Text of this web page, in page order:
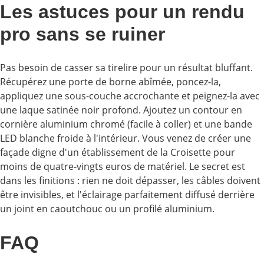
Les astuces pour un rendu
pro sans se ruiner
Pas besoin de casser sa tirelire pour un résultat bluffant.
Récupérez une porte de borne abîmée, poncez-la,
appliquez une sous-couche accrochante et peignez-la avec
une laque satinée noir profond. Ajoutez un contour en
cornière aluminium chromé (facile à coller) et une bande
LED blanche froide à l'intérieur. Vous venez de créer une
façade digne d'un établissement de la Croisette pour
moins de quatre-vingts euros de matériel. Le secret est
dans les finitions : rien ne doit dépasser, les câbles doivent
être invisibles, et l'éclairage parfaitement diffusé derrière
un joint en caoutchouc ou un profilé aluminium.
FAQ